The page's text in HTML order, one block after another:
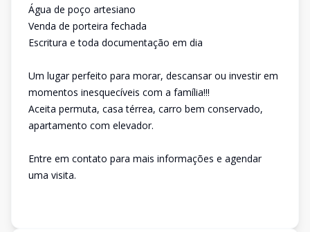
Água de poço artesiano
Venda de porteira fechada
Escritura e toda documentação em dia
Um lugar perfeito para morar, descansar ou investir em
momentos inesquecíveis com a família!!!
Aceita permuta, casa térrea, carro bem conservado,
apartamento com elevador.
Entre em contato para mais informações e agendar
uma visita.